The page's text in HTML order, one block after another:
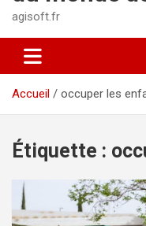
agisoft.fr
Accueil occuper les
Étiquette :